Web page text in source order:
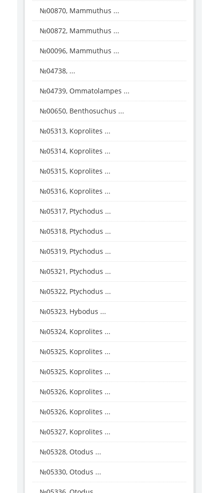
№00870, Mammuthus ...
№00872, Mammuthus ...
№00096, Mammuthus ...
№04738, ...
№04739, Ommatolampes ...
№00650, Benthosuchus ...
№05313, Koprolites ...
№05314, Koprolites ...
№05315, Koprolites ...
№05316, Koprolites ...
№05317, Ptychodus ...
№05318, Ptychodus ...
№05319, Ptychodus ...
№05321, Ptychodus ...
№05322, Ptychodus ...
№05323, Hybodus ...
№05324, Koprolites ...
№05325, Koprolites ...
№05325, Koprolites ...
№05326, Koprolites ...
№05326, Koprolites ...
№05327, Koprolites ...
№05328, Otodus ...
№05330, Otodus ...